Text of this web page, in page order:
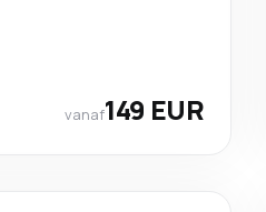
vanaf149 EUR